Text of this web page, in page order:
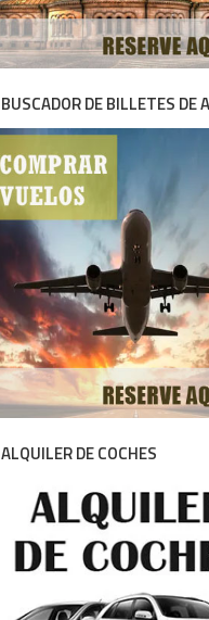
BUSCADOR DE BILLETES DE
ALQUILER DE COCHES